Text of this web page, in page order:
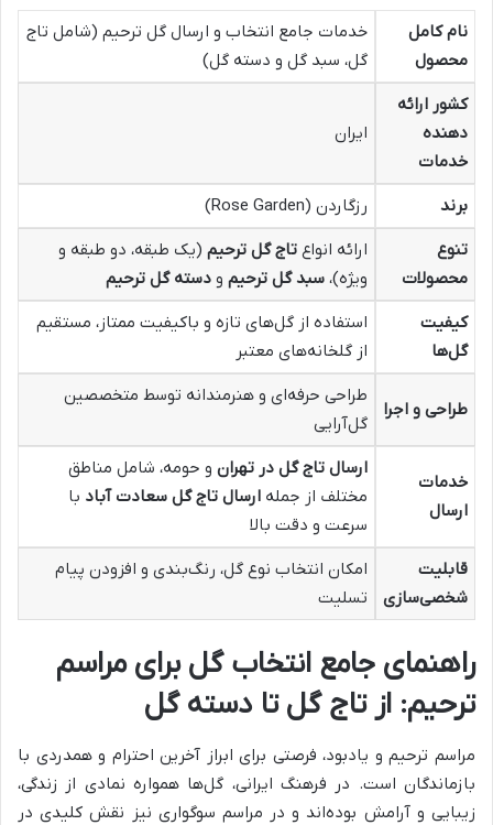
نام کامل
محصول
خدمات جامع انتخاب و ارسال گل ترحیم (شامل تاج
گل، سبد گل و دسته گل)
کشور ارائه
دهنده
خدمات
ایران
برند
رزگاردن (Rose Garden)
تنوع
محصولات
ارائه انواع تاج گل ترحیم (یک طبقه، دو طبقه و
ویژه)، سبد گل ترحیم و دسته گل ترحیم
کیفیت
گل‌ها
استفاده از گل‌های تازه و باکیفیت ممتاز، مستقیم
از گلخانه‌های معتبر
طراحی و اجرا
طراحی حرفه‌ای و هنرمندانه توسط متخصصین
گل‌آرایی
خدمات
ارسال
ارسال تاج گل در تهران و حومه، شامل مناطق
مختلف از جمله ارسال تاج گل سعادت آباد با
سرعت و دقت بالا
قابلیت
شخصی‌سازی
امکان انتخاب نوع گل، رنگ‌بندی و افزودن پیام
تسلیت
راهنمای جامع انتخاب گل برای مراسم
ترحیم: از تاج گل تا دسته گل
مراسم ترحیم و یادبود، فرصتی برای ابراز آخرین احترام و همدردی با
بازماندگان است. در فرهنگ ایرانی، گل‌ها همواره نمادی از زندگی،
زیبایی و آرامش بوده‌اند و در مراسم سوگواری نیز نقش کلیدی در